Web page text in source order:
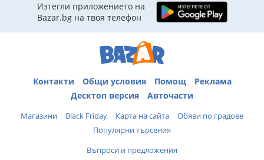
Изтегли приложението на
Bazar.bg на твоя телефон
Контакти Общи условия Помощ
Реклама
Десктоп версия
Авточасти
Магазини Black Friday Карта на сайта
Обяви по градове
Популярни търсения
Въпроси и предложения